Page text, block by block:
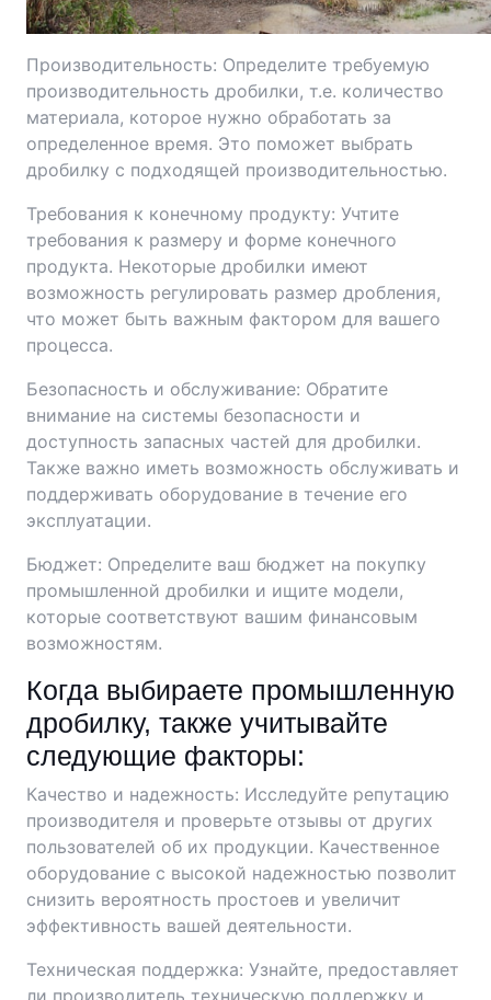
Производительность: Определите требуемую
производительность дробилки, т.е. количество
материала, которое нужно обработать за
определенное время. Это поможет выбрать
дробилку с подходящей производительностью.
Требования к конечному продукту: Учтите
требования к размеру и форме конечного
продукта. Некоторые дробилки имеют
возможность регулировать размер дробления,
что может быть важным фактором для вашего
процесса.
Безопасность и обслуживание: Обратите
внимание на системы безопасности и
доступность запасных частей для дробилки.
Также важно иметь возможность обслуживать и
поддерживать оборудование в течение его
эксплуатации.
Бюджет: Определите ваш бюджет на покупку
промышленной дробилки и ищите модели,
которые соответствуют вашим финансовым
возможностям.
Когда выбираете промышленную
дробилку, также учитывайте
следующие факторы:
Качество и надежность: Исследуйте репутацию
производителя и проверьте отзывы от других
пользователей об их продукции. Качественное
оборудование с высокой надежностью позволит
снизить вероятность простоев и увеличит
эффективность вашей деятельности.
Техническая поддержка: Узнайте, предоставляет
ли производитель техническую поддержку и